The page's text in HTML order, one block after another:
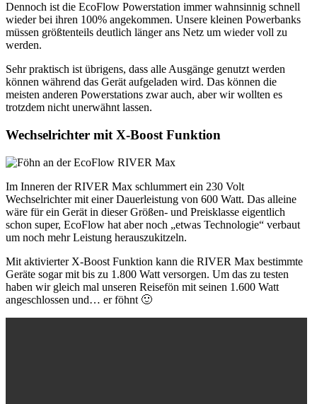
Dennoch ist die EcoFlow Powerstation immer wahnsinnig schnell
wieder bei ihren 100% angekommen. Unsere kleinen Powerbanks
müssen größtenteils deutlich länger ans Netz um wieder voll zu
werden.
Sehr praktisch ist übrigens, dass alle Ausgänge genutzt werden
können während das Gerät aufgeladen wird. Das können die
meisten anderen Powerstations zwar auch, aber wir wollten es
trotzdem nicht unerwähnt lassen.
Wechselrichter mit X-Boost Funktion
Im Inneren der RIVER Max schlummert ein 230 Volt
Wechselrichter mit einer Dauerleistung von 600 Watt. Das alleine
wäre für ein Gerät in dieser Größen- und Preisklasse eigentlich
schon super, EcoFlow hat aber noch „etwas Technologie“ verbaut
um noch mehr Leistung herauszukitzeln.
Mit aktivierter X-Boost Funktion kann die RIVER Max bestimmte
Geräte sogar mit bis zu 1.800 Watt versorgen. Um das zu testen
haben wir gleich mal unseren Reisefön mit seinen 1.600 Watt
angeschlossen und… er föhnt 🙂